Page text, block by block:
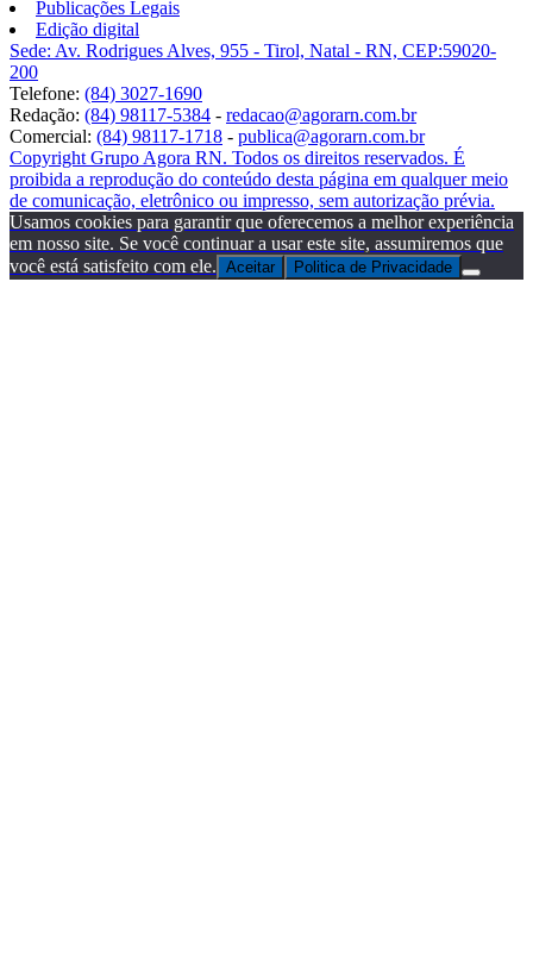
Publicações Legais
Edição digital
Sede: Av. Rodrigues Alves, 955 - Tirol, Natal - RN, CEP:59020-
200
Telefone: (84) 3027-1690
Redação: (84) 98117-5384 - redacao@agorarn.com.br
Comercial: (84) 98117-1718 - publica@agorarn.com.br
Copyright Grupo Agora RN. Todos os direitos reservados. É
proibida a reprodução do conteúdo desta página em qualquer meio
de comunicação, eletrônico ou impresso, sem autorização prévia.
Usamos cookies para garantir que oferecemos a melhor experiência
em nosso site. Se você continuar a usar este site, assumiremos que
você está satisfeito com ele. Aceitar Politica de Privacidade